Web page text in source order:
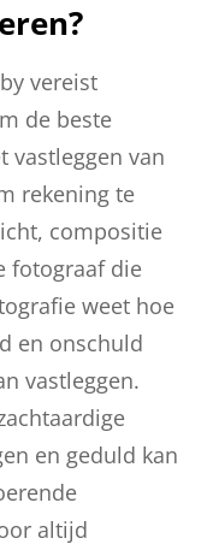
vereist
de beste
vastleggen van
rekening te
compositie
fotograaf die
weet hoe
en onschuld
vastleggen.
en geduld kan
altijd